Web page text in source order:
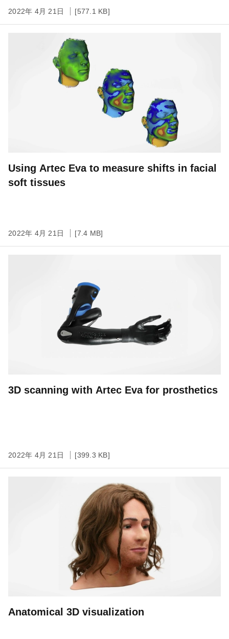
2022年 4月 21日 [577.1 KB]
Using Artec Eva to measure shifts in facial
soft tissues
2022年 4月 21日 [7.4 MB]
3D scanning with Artec Eva for prosthetics
2022年 4月 21日 [399.3 KB]
Anatomical 3D visualization